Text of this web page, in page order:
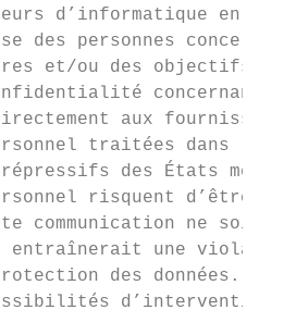
d’informatique en
des personnes
et/ou des objectifs
concernant
aux
traitées dans le
des États
risquent d’être
communication ne soit
entraînerait une
des données.